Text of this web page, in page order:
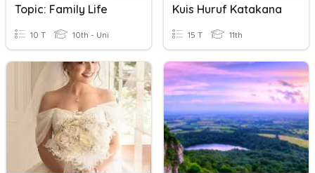
Topic: Family Life
10 T 10th - Uni
Kuis Huruf Katakana
15 T 11th